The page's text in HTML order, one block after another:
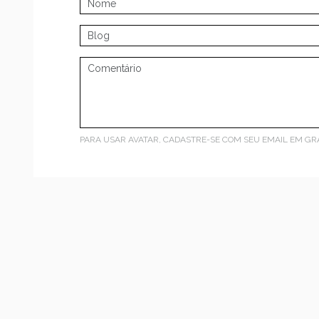
PARA USAR AVATAR, CADASTRE-SE COM SEU EMAIL EM